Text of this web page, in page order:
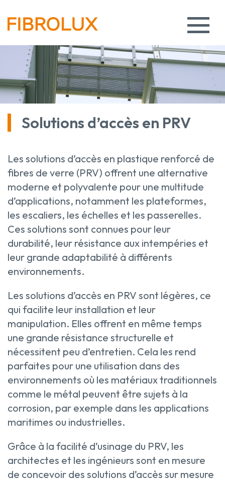
Solutions d’accès en PRV
Les solutions d’accès en plastique renforcé de
fibres de verre (PRV) offrent une alternative
moderne et polyvalente pour une multitude
d’applications, notamment les plateformes,
les escaliers, les échelles et les passerelles.
Ces solutions sont connues pour leur
durabilité, leur résistance aux intempéries et
leur grande adaptabilité à différents
environnements.
Les solutions d’accès en PRV sont légères, ce
qui facilite leur installation et leur
manipulation. Elles offrent en même temps
une grande résistance structurelle et
nécessitent peu d’entretien. Cela les rend
parfaites pour une utilisation dans des
environnements où les matériaux traditionnels
comme le métal peuvent être sujets à la
corrosion, par exemple dans les applications
maritimes ou industrielles.
Grâce à la facilité d’usinage du PRV, les
architectes et les ingénieurs sont en mesure
de concevoir des solutions d’accès sur mesure